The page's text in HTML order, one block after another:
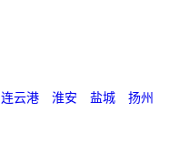
连云港 淮安 盐城
扬州